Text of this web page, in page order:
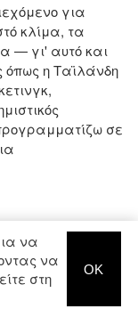
για
κλίμα, τα
— γι' αυτό και
όπως η Ταϊλάνδη
προγραμματίζω σε
να
να
στη
OK